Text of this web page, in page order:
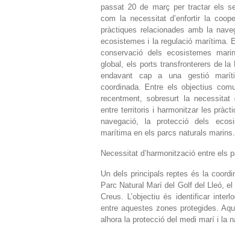
passat 20 de març per tractar els
com la necessitat d’enfortir la
pràctiques relacionades amb la
ecosistemes i la regulació marítima.
conservació dels ecosistemes
global, els ports transfronterers de la
endavant cap a una gestió
coordinada. Entre els objectius
recentment, sobresurt la necessitat
entre territoris i harmonitzar les
navegació, la protecció dels
marítima en els parcs naturals marins.
Necessitat d’harmonització entre els
Un dels principals reptes és la
Parc Natural Marí del Golf del Lleó,
Creus. L’objectiu és identificar
entre aquestes zones protegides.
alhora la protecció del medi marí i la